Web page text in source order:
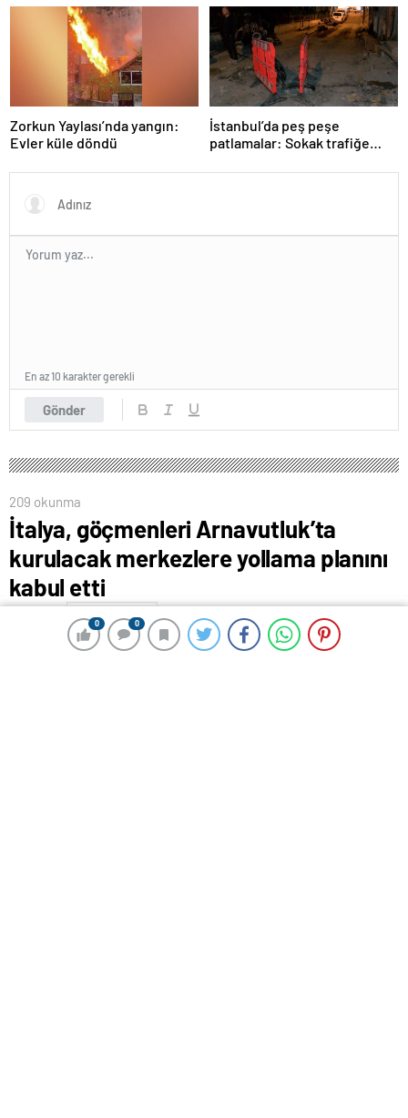
0 0
Zorkun Yaylası’nda yangın:
Evler küle döndü
İstanbul’da peş peşe
patlamalar: Sokak trafiğe
Gönder
En az 10 karakter gerekli
209 okunma
İtalya, göçmenleri Arnavutluk’ta
kurulacak merkezlere yollama planını
kabul etti
News
0 0
İtalya’nın sığınma başvurusunu değerlendirdiği